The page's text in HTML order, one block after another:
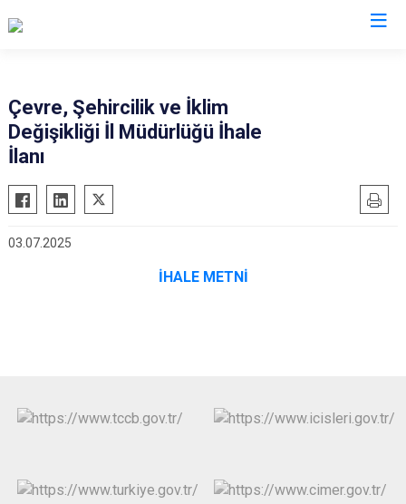
Çevre, Şehircilik ve İklim
Değişikliği İl Müdürlüğü İhale
İlanı
03.07.2025
İHALE METNİ